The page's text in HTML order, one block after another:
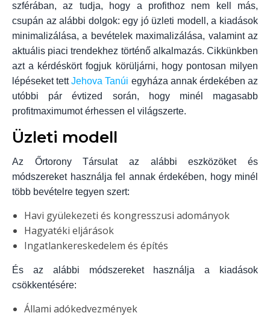
szférában, az tudja, hogy a profithoz nem kell más,
csupán az alábbi dolgok: egy jó üzleti modell, a kiadások
minimalizálása, a bevételek maximalizálása, valamint az
aktuális piaci trendekhez történő alkalmazás. Cikkünkben
azt a kérdéskört fogjuk körüljárni, hogy pontosan milyen
lépéseket tettJehova Tanúi egyháza annak érdekében az
utóbbi pár évtized során, hogy minél magasabb
profitmaximumot érhessen el világszerte.
Üzleti modell
Az Őrtorony Társulat az alábbi eszközöket és
módszereket használja fel annak érdekében, hogy minél
több bevételre tegyen szert:
Havi gyülekezeti és kongresszusi adományok
Hagyatéki eljárások
Ingatlankereskedelem és építés
És az alábbi módszereket használja a kiadások
csökkentésére:
Állami adókedvezmények